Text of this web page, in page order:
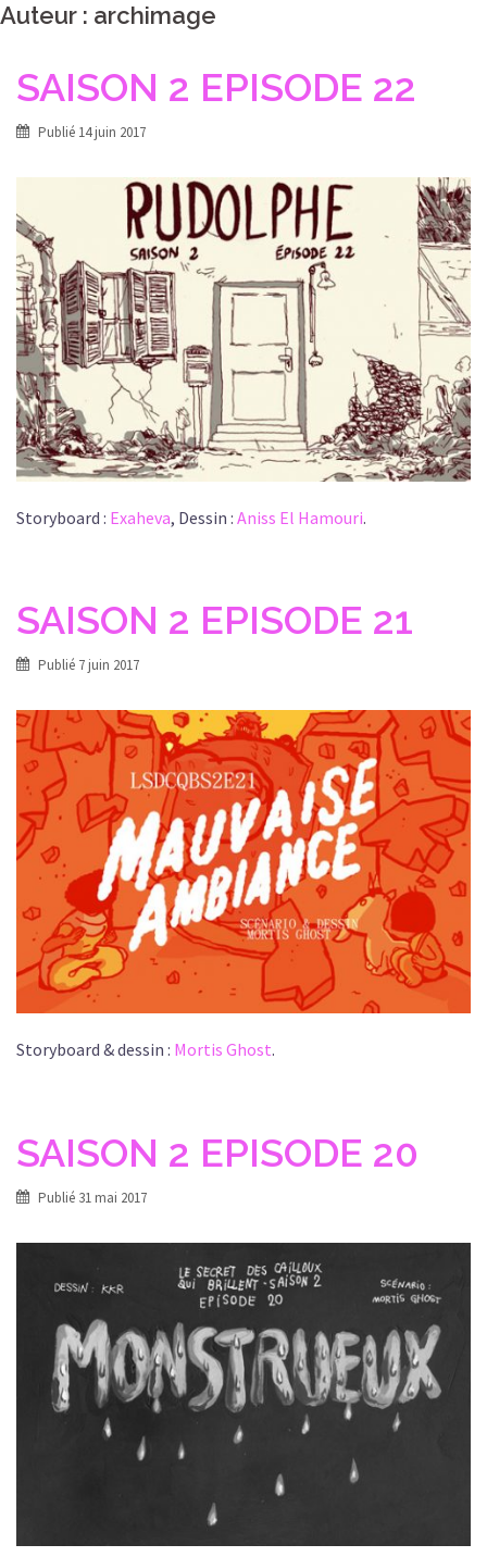
Auteur : archimage
SAISON 2 EPISODE 22
Publié 14 juin 2017
Storyboard : Exaheva, Dessin : Aniss El Hamouri.
SAISON 2 EPISODE 21
Publié 7 juin 2017
Storyboard & dessin : Mortis Ghost.
SAISON 2 EPISODE 20
Publié 31 mai 2017